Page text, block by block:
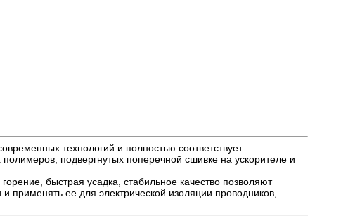
технологий и полностью соответствует
подвергнутых поперечной сшивке на ускорителе и
быстрая усадка, стабильное качество позволяют
применять ее для электрической изоляции проводников,